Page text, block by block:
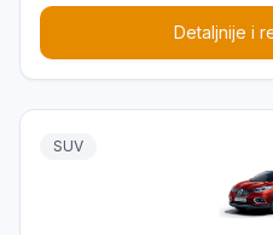
Detaljnije i
SUV